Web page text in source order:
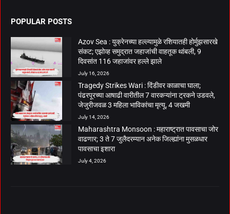
POPULAR POSTS
Azov Sea : युक्रेनच्या हल्ल्यामुळे रशियातही होर्मुझसारखे
संकट; एझोव्ह समुद्रात जहाजांची वाहतूक थांबली, 9
दिवसांत 116 जहाजांवर हल्ले झाले
July 16, 2026
Tragedy Strikes Wari : दिंडीवर काळाचा घाला;
पंढरपूरच्या आषाढी वारीतील 7 वारकऱ्यांना ट्रकने उडवले,
जेजुरीजवळ 3 महिला भाविकांचा मृत्यू, 4 जखमी
July 14, 2026
Maharashtra Monsoon : महाराष्ट्रात पावसाचा जोर
वाढणार; 3 ते 7 जुलैदरम्यान अनेक जिल्ह्यांना मुसळधार
पावसाचा इशारा
July 4, 2026